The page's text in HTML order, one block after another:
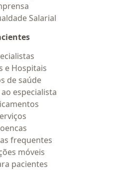
Salarial
e Hospitais
de saúde
especialista
frequentes
móveis
pacientes